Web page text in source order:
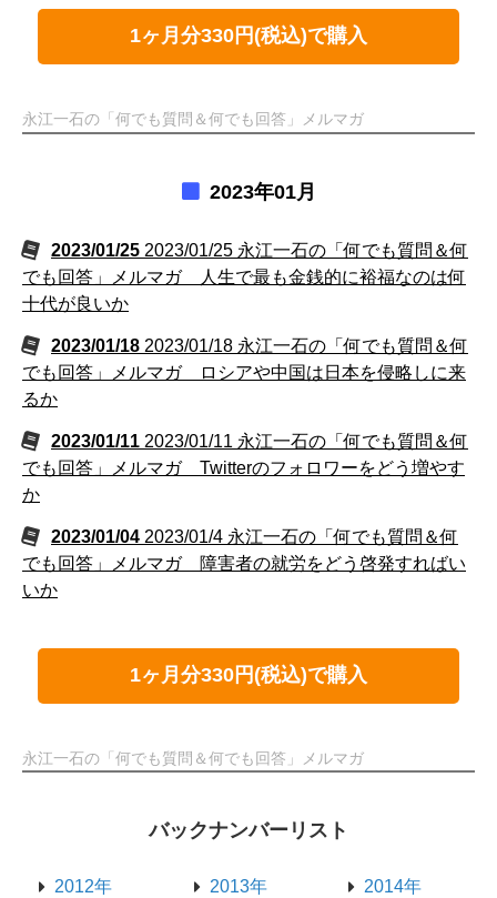
1ヶ月分330円(税込)で購入
永江一石の「何でも質問＆何でも回答」メルマガ
2023年01月
2023/01/25 2023/01/25 永江一石の「何でも質問＆何
でも回答」メルマガ 人生で最も金銭的に裕福なのは何
十代が良いか
2023/01/18 2023/01/18 永江一石の「何でも質問＆何
でも回答」メルマガ ロシアや中国は日本を侵略しに来
るか
2023/01/11 2023/01/11 永江一石の「何でも質問＆何
でも回答」メルマガ Twitterのフォロワーをどう増やす
か
2023/01/04 2023/01/4 永江一石の「何でも質問＆何
でも回答」メルマガ 障害者の就労をどう啓発すればい
いか
1ヶ月分330円(税込)で購入
永江一石の「何でも質問＆何でも回答」メルマガ
バックナンバーリスト
2012年 2013年 2014年